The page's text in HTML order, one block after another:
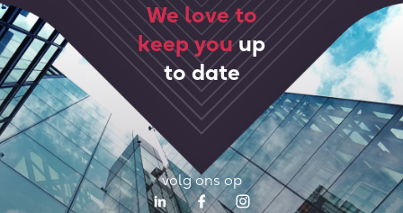
We love to
keep youup
to date
volg ons op